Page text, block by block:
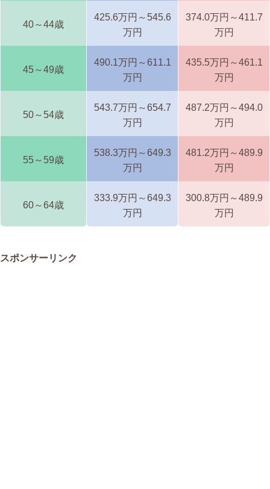
40～44歳
425.6万円～545.6
万円
374.0万円～411.7
万円
45～49歳
490.1万円～611.1
万円
435.5万円～461.1
万円
50～54歳
543.7万円～654.7
万円
487.2万円～494.0
万円
55～59歳
538.3万円～649.3
万円
481.2万円～489.9
万円
60～64歳
333.9万円～649.3
万円
300.8万円～489.9
万円
スポンサーリンク